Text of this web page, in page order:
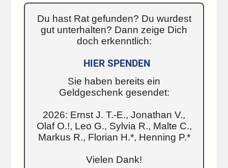
Du hast Rat gefunden? Du wurdest
gut unterhalten? Dann zeige Dich
doch erkenntlich:
HIER SPENDEN
Sie haben bereits ein
Geldgeschenk gesendet:
2026: Ernst J. T.-E., Jonathan V.,
Olaf O.!, Leo G., Sylvia R., Malte C.,
Markus R., Florian H.*, Henning P.*
Vielen Dank!